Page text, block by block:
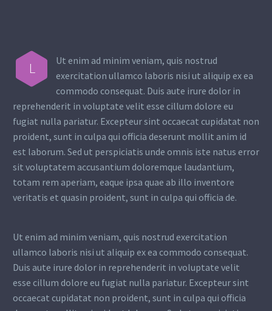
L
Ut enim ad minim veniam, quis nostrud
exercitation ullamco laboris nisi ut aliquip ex ea
commodo consequat. Duis aute irure dolor in
reprehenderit in voluptate velit esse cillum dolore eu
fugiat nulla pariatur. Excepteur sint occaecat cupidatat non
proident, sunt in culpa qui officia deserunt mollit anim id
est laborum. Sed ut perspiciatis unde omnis iste natus error
sit voluptatem accusantium doloremque laudantium,
totam rem aperiam, eaque ipsa quae ab illo inventore
veritatis et quasin proident, sunt in culpa qui officia de.
Ut enim ad minim veniam, quis nostrud exercitation
ullamco laboris nisi ut aliquip ex ea commodo consequat.
Duis aute irure dolor in reprehenderit in voluptate velit
esse cillum dolore eu fugiat nulla pariatur. Excepteur sint
occaecat cupidatat non proident, sunt in culpa qui officia